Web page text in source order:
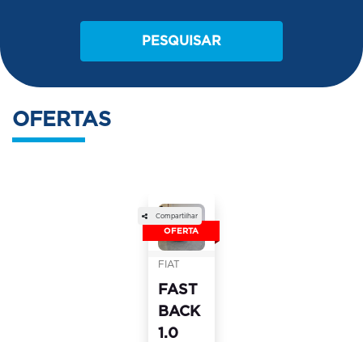
PESQUISAR
OFERTAS
OFERTA
Compartilhar
FIAT
FAST
BACK
1.0